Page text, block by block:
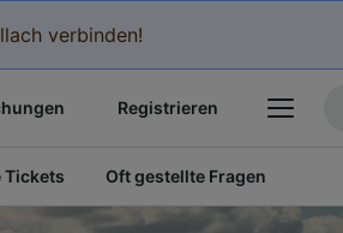
verbinden!
Registrieren
Tickets Oft gestellte Fragen